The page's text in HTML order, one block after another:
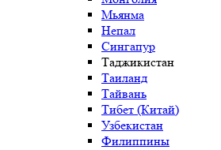
Мьянма
Непал
Сингапур
Таджикистан
Таиланд
Тайвань
Тибет (Китай)
Узбекистан
Филиппины